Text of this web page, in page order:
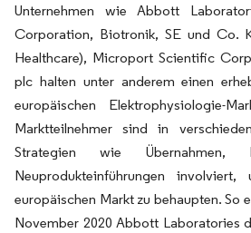
Unternehmen wie Abbott
Corporation, Biotronik, SE und Co.
Healthcare), Microport Scientific
plc halten unter anderem einen
europäischen Elektrophysiologie-
Marktteilnehmer sind in
Strategien wie Übernahmen,
Neuprodukteinführungen
europäischen Markt zu behaupten. So
November 2020 Abbott Laboratories